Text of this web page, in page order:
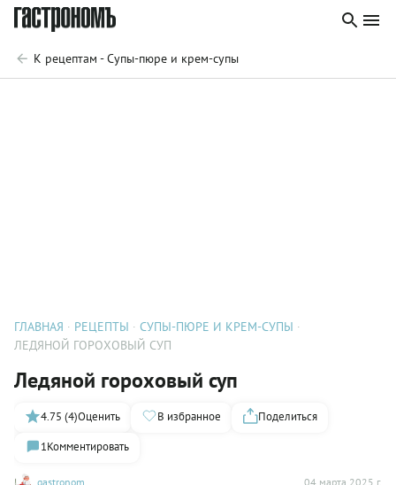
К рецептам - Супы-пюре и крем-супы
ГЛАВНАЯ РЕЦЕПТЫ
СУПЫ-ПЮРЕ И КРЕМ-СУПЫ
ЛЕДЯНОЙ ГОРОХОВЫЙ СУП
Ледяной гороховый суп
gastronom 04 марта 2025 г.
4.75 (4)Оценить В избранное
Поделиться
1Комментировать